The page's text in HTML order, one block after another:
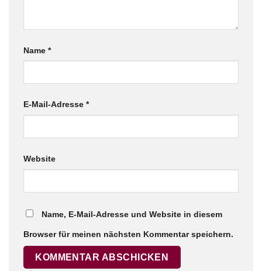
Name *
E-Mail-Adresse *
Website
Name, E-Mail-Adresse und Website in diesem
Browser für meinen nächsten Kommentar speichern.
Chat Support